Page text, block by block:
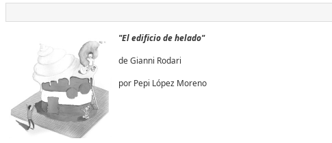
"El edificio de helado"
de Gianni Rodari
por Pepi López Moreno